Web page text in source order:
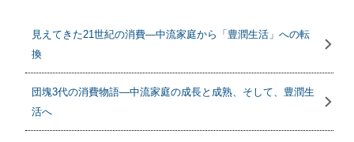
見えてきた21世紀の消費―中流家庭から「豊潤生活」への転
換
団塊3代の消費物語―中流家庭の成長と成熟、そして、豊潤生
活へ